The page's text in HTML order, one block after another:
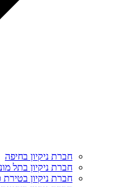
חברת ניקיון בחיפה
חברת ניקיון בתל
חברת ניקיון